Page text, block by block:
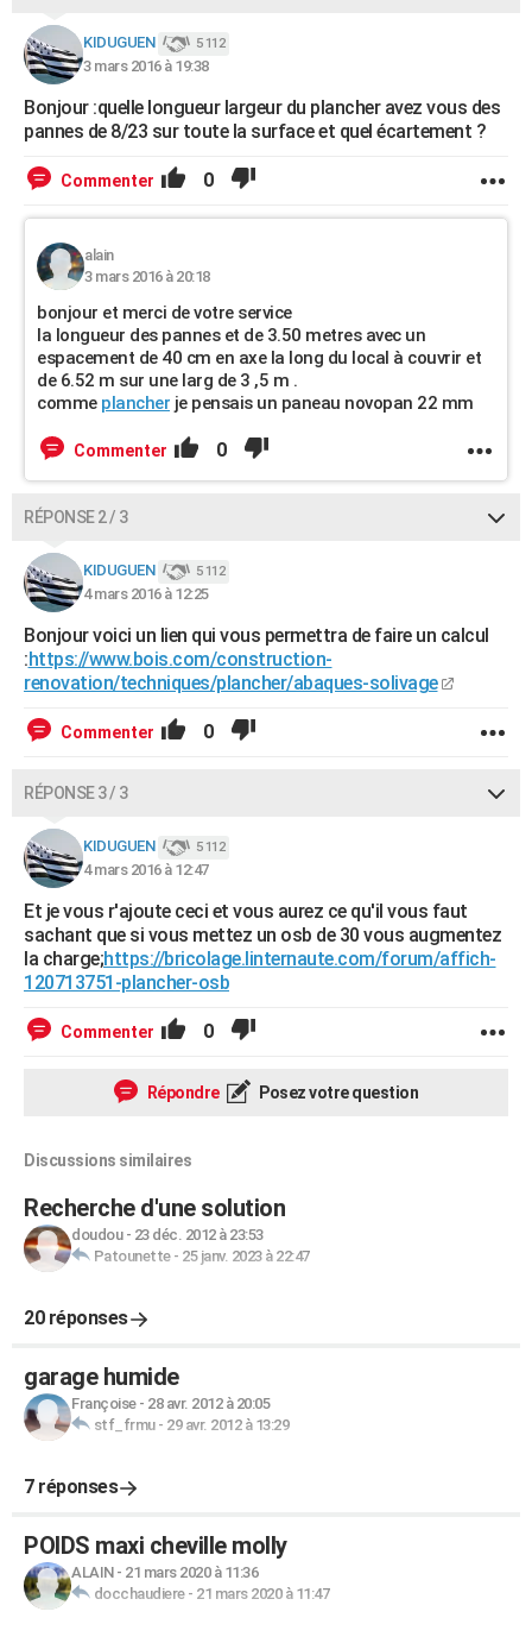
Dictionnaire
Biographies
Citations
Expressions
Proverbes
PROGRAMME TV
COPAINS D'AVANT
S'inscrire
Se connecter
Lycées
Collèges
Primaires
Universités
Entreprises
Service militaire
Avis de recherche
AVIS DE DÉCÈS
FORUM
Bricolage
Lifestyle
Culture
Sport
Auto
Television
Voyage
Cinema
KIDUGUEN 5 112
3 mars 2016 à 19:38
Bonjour :quelle longueur largeur du plancher avez vous des
pannes de 8/23 sur toute la surface et quel écartement ?
Commenter 0
alain
3 mars 2016 à 20:18
bonjour et merci de votre service
la longueur des pannes et de 3.50 metres avec un
espacement de 40 cm en axe la long du local à couvrir et
de 6.52 m sur une larg de 3 ,5 m .
comme plancher je pensais un paneau novopan 22 mm
Commenter 0
RÉPONSE 2 / 3
KIDUGUEN 5 112
4 mars 2016 à 12:25
Bonjour voici un lien qui vous permettra de faire un calcul
:https://www.bois.com/construction-
renovation/techniques/plancher/abaques-solivage
Commenter 0
RÉPONSE 3 / 3
KIDUGUEN 5 112
4 mars 2016 à 12:47
Et je vous r'ajoute ceci et vous aurez ce qu'il vous faut
sachant que si vous mettez un osb de 30 vous augmentez
la charge;https://bricolage.linternaute.com/forum/affich-
120713751-plancher-osb
Commenter 0
Répondre Posez votre question
Discussions similaires
Recherche d'une solution
doudou- 23 déc. 2012 à 23:53
Patounette- 25 janv. 2023 à 22:47
20 réponses
garage humide
Françoise- 28 avr. 2012 à 20:05
stf_frmu- 29 avr. 2012 à 13:29
7 réponses
POIDS maxi cheville molly
ALAIN- 21 mars 2020 à 11:36
docchaudiere- 21 mars 2020 à 11:47